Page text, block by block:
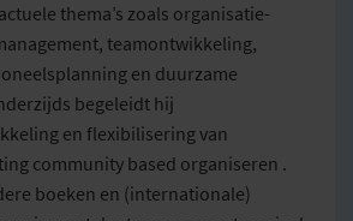
thema’s zoals organisatie-
teamontwikkeling,
en duurzame
begeleidt hij
en flexibilisering van
community based organiseren .
boeken en (internationale)